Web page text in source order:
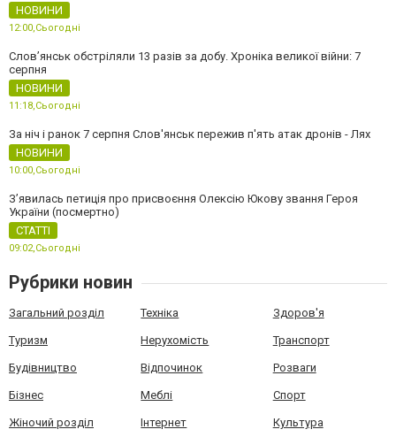
НОВИНИ
12:00,Сьогодні
Слов’янськ обстріляли 13 разів за добу. Хроніка великої війни: 7
серпня
НОВИНИ
11:18,Сьогодні
За ніч і ранок 7 серпня Слов'янськ пережив п'ять атак дронів - Лях
НОВИНИ
10:00,Сьогодні
З’явилась петиція про присвоєння Олексію Юкову звання Героя
України (посмертно)
СТАТТІ
09:02,Сьогодні
Рубрики новин
Загальний розділ Техніка Здоров'я
Туризм Нерухомість Транспорт
Будівництво Відпочинок Розваги
Бізнес Меблі Спорт
Жіночий розділ Інтернет Культура